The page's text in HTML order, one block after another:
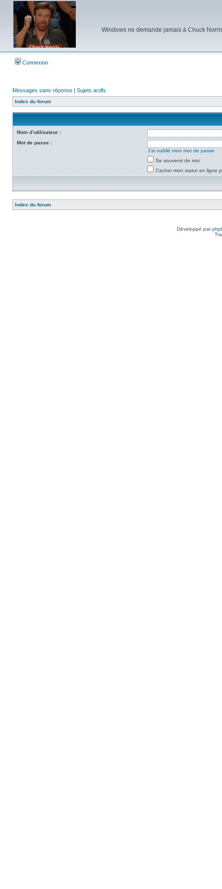
Windows ne demande jamais à Chuck
Connexion
Messages sans réponse | Sujets actifs
Index du forum
Nom d’utilisateur :
Mot de passe :
J’ai oublié mon mot de passe
Se souvenir de moi
Cacher mon statut en ligne
Index du forum
Développé par